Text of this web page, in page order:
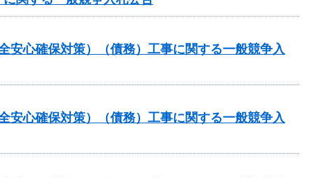
心確保対策）（債務）工事に関する一般競争入
心確保対策）（債務）工事に関する一般競争入